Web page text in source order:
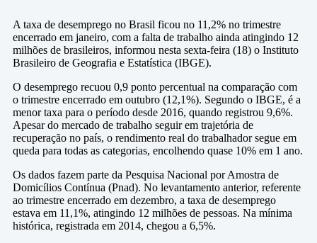
A taxa de desemprego no Brasil ficou no 11,2% no trimestre
encerrado em janeiro, com a falta de trabalho ainda atingindo 12
milhões de brasileiros, informou nesta sexta-feira (18) o Instituto
Brasileiro de Geografia e Estatística (IBGE).
O desemprego recuou 0,9 ponto percentual na comparação com
o trimestre encerrado em outubro (12,1%). Segundo o IBGE, é a
menor taxa para o período desde 2016, quando registrou 9,6%.
Apesar do mercado de trabalho seguir em trajetória de
recuperação no país, o rendimento real do trabalhador segue em
queda para todas as categorias, encolhendo quase 10% em 1 ano.
Os dados fazem parte da Pesquisa Nacional por Amostra de
Domicílios Contínua (Pnad). No levantamento anterior, referente
ao trimestre encerrado em dezembro, a taxa de desemprego
estava em 11,1%, atingindo 12 milhões de pessoas. Na mínima
histórica, registrada em 2014, chegou a 6,5%.